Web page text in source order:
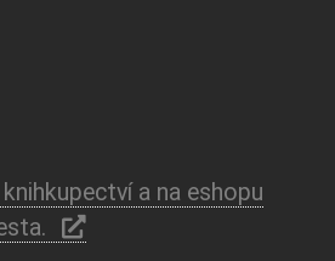
a na eshopu